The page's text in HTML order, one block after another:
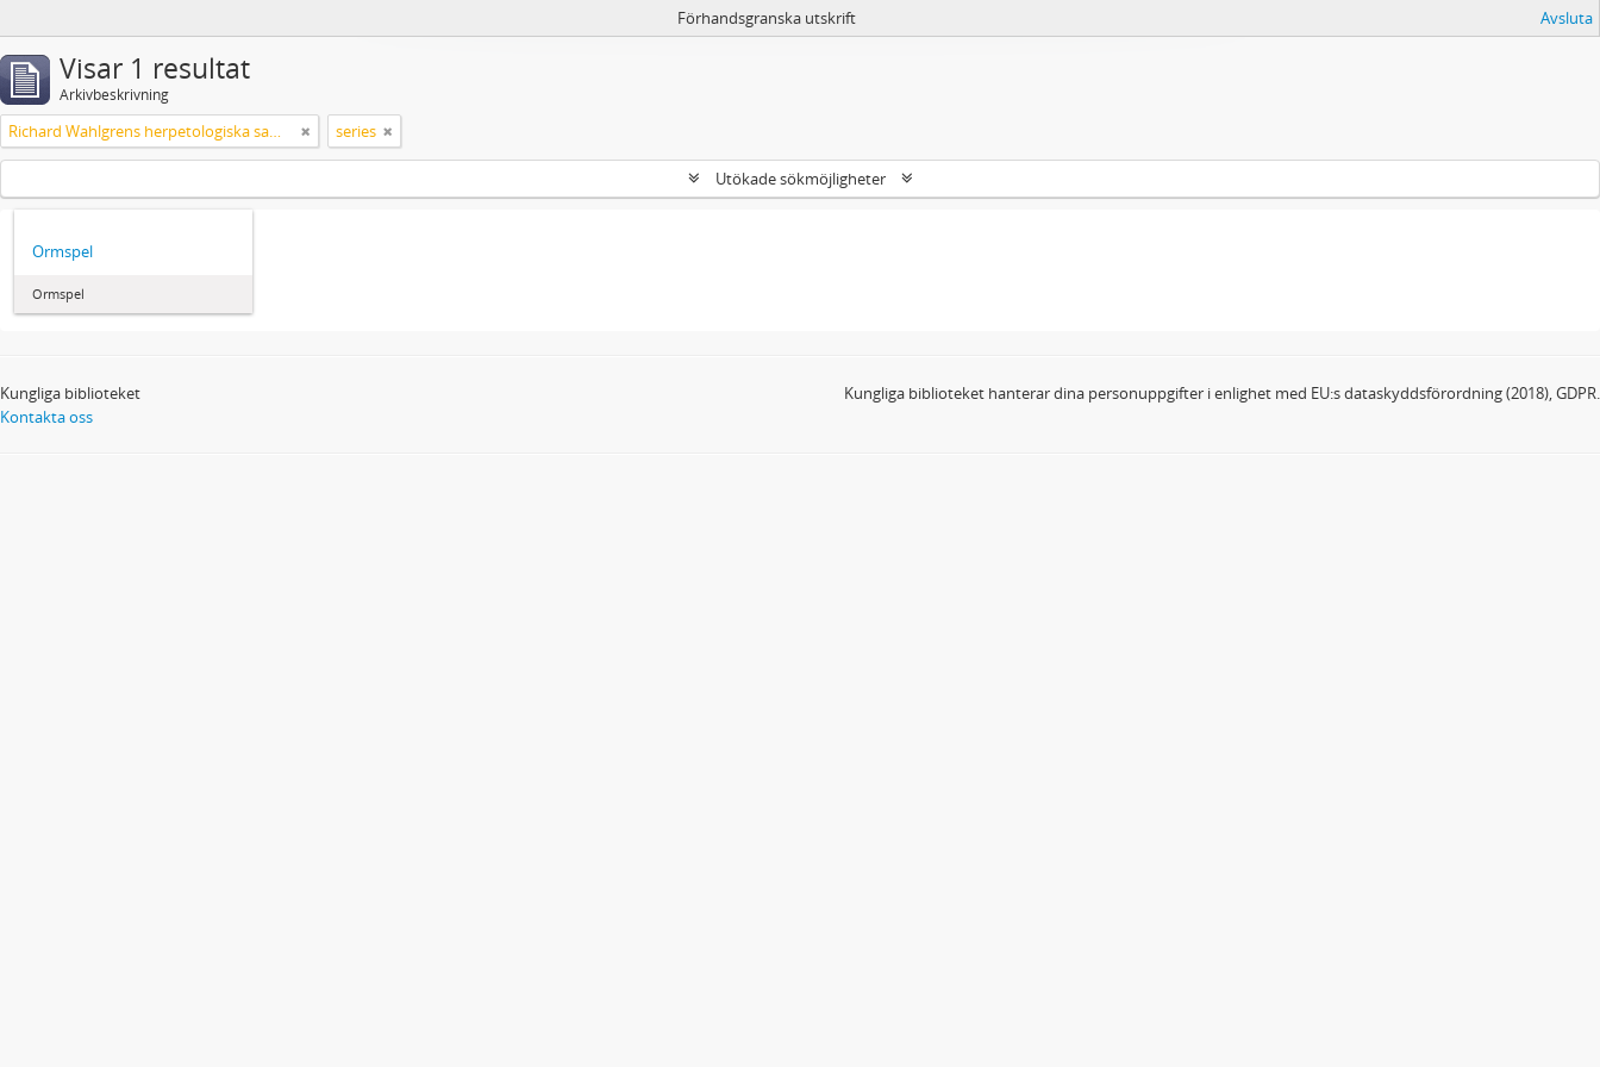
Förhandsgranska utskrift Avsluta
Visar 1 resultat
Arkivbeskrivning
Richard Wahlgrens herpetologiska samling series
Utökade sökmöjligheter
Ormspel
Ormspel
Kungliga biblioteket
Kontakta oss
Kungliga biblioteket hanterar dina personuppgifter i enlighet med EU:s dataskyddsförordning (2018), GDPR.